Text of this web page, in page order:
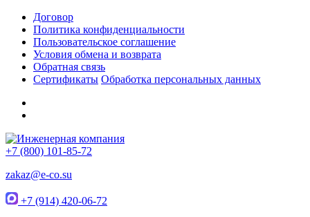
Договор
Политика конфиденциальности
Пользовательское соглашение
Условия обмена и возврата
Обратная связь
Сертификаты Обработка персональных данных
+7 (800) 101-85-72
zakaz@e-co.su
+7 (914) 420-06-72